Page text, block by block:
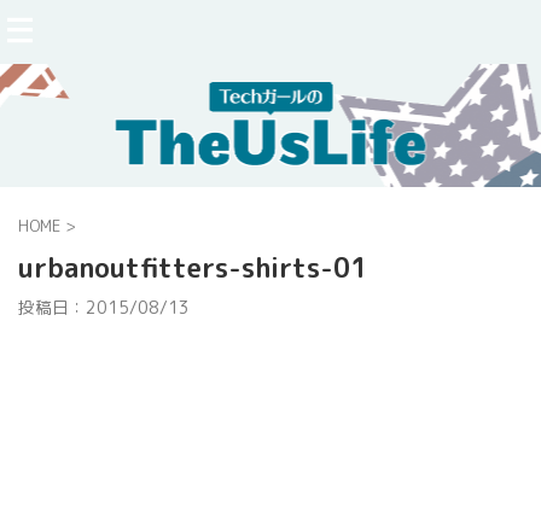
HOME >
urbanoutfitters-shirts-01
投稿日： 2015/08/13